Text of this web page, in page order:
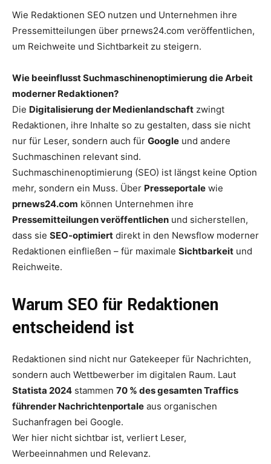
Wie Redaktionen SEO nutzen und Unternehmen ihre
Pressemitteilungen über prnews24.com veröffentlichen,
um Reichweite und Sichtbarkeit zu steigern.
Wie beeinflusst Suchmaschinenoptimierung die Arbeit
moderner Redaktionen?
Die Digitalisierung der Medienlandschaft zwingt
Redaktionen, ihre Inhalte so zu gestalten, dass sie nicht
nur für Leser, sondern auch für Google und andere
Suchmaschinen relevant sind.
Suchmaschinenoptimierung (SEO) ist längst keine Option
mehr, sondern ein Muss. Über Presseportale wie
prnews24.com können Unternehmen ihre
Pressemitteilungen veröffentlichen und sicherstellen,
dass sie SEO-optimiert direkt in den Newsflow moderner
Redaktionen einfließen – für maximale Sichtbarkeit und
Reichweite.
Warum SEO für Redaktionen
entscheidend ist
Redaktionen sind nicht nur Gatekeeper für Nachrichten,
sondern auch Wettbewerber im digitalen Raum. Laut
Statista 2024 stammen 70 % des gesamten Traffics
führender Nachrichtenportale aus organischen
Suchanfragen bei Google.
Wer hier nicht sichtbar ist, verliert Leser,
Werbeeinnahmen und Relevanz.